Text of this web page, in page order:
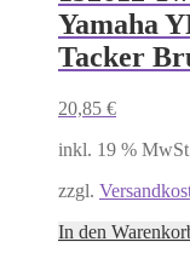
Yamaha
Tacker
20,85 €
inkl. 19 %
zzgl.
In den